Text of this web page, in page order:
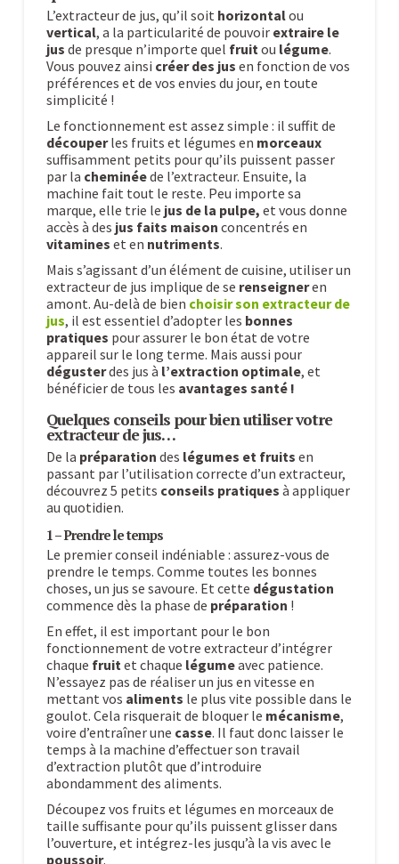
L’extracteur de jus, qu’il soit horizontalou
vertical, a la particularité de pouvoir extraire le
jus de presque n’importe quel fruit ou légume.
Vous pouvez ainsi créer des jus en fonction de vos
préférences et de vos envies du jour, en toute
simplicité !
Le fonctionnement est assez simple : il suffit de
découperles fruits et légumes en morceaux
suffisamment petits pour qu’ils puissent passer
par la cheminéede l’extracteur. Ensuite, la
machine fait tout le reste. Peu importe sa
marque, elle trie le jus de la pulpe, et vous donne
accès à des jus faits maison concentrés en
vitamines et en nutriments.
Mais s’agissant d’un élément de cuisine, utiliser un
extracteur de jus implique de se renseigneren
amont. Au-delà de bien choisir son extracteur de
jus, il est essentiel d’adopter les bonnes
pratiques pour assurer le bon état de votre
appareil sur le long terme. Mais aussi pour
dégusterdes jus à l’extraction optimale, et
bénéficier de tous les avantages santé !
Quelques conseils pour bien utiliser votre
extracteur de jus…
De la préparation des légumes et fruits en
passant par l’utilisation correcte d’un extracteur,
découvrez 5 petits conseils pratiques à appliquer
au quotidien.
1 – Prendre le temps
Le premier conseil indéniable : assurez-vous de
prendre le temps. Comme toutes les bonnes
choses, un jus se savoure. Et cette dégustation
commence dès la phase de préparation !
En effet, il est important pour le bon
fonctionnement de votre extracteur d’intégrer
chaque fruit et chaque légumeavec patience.
N’essayez pas de réaliser un jus en vitesse en
mettant vos aliments le plus vite possible dans le
goulot. Cela risquerait de bloquer le mécanisme,
voire d’entraîner une casse. Il faut donc laisser le
temps à la machine d’effectuer son travail
d’extraction plutôt que d’introduire
abondamment des aliments.
Découpez vos fruits et légumes en morceaux de
taille suffisante pour qu’ils puissent glisser dans
l’ouverture, et intégrez-les jusqu’à la vis avec le
poussoir.